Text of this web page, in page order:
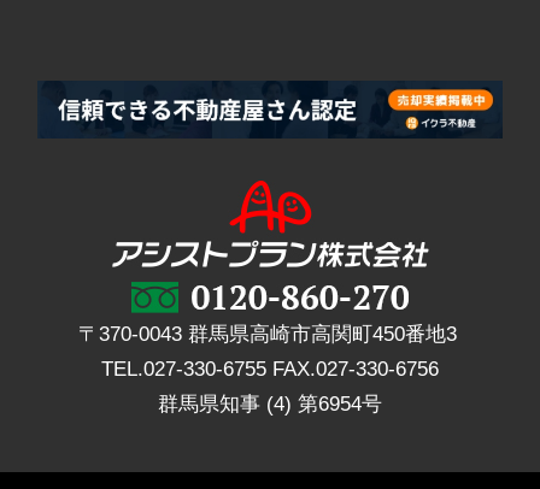
〒370-0043 群馬県高崎市高関町450番地3
TEL.027-330-6755 FAX.027-330-6756
群馬県知事 (4) 第6954号